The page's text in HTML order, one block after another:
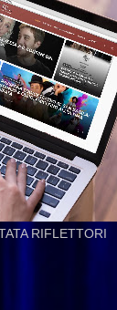
RIFLETTORI